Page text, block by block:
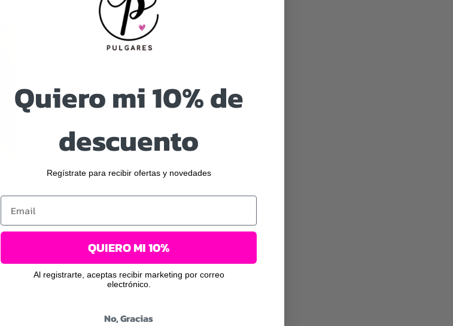
Quiero mi 10% de
descuento
Regístrate para recibir ofertas y novedades
Email
QUIERO MI 10%
Al registrarte, aceptas recibir marketing por correo
electrónico.
No, Gracias